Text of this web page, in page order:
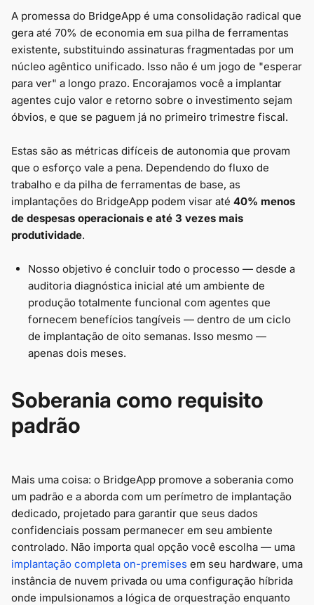
A promessa do BridgeApp é uma consolidação radical que
gera até 70% de economia em sua pilha de ferramentas
existente, substituindo assinaturas fragmentadas por um
núcleo agêntico unificado. Isso não é um jogo de "esperar
para ver" a longo prazo. Encorajamos você a implantar
agentes cujo valor e retorno sobre o investimento sejam
óbvios, e que se paguem já no primeiro trimestre fiscal.
Estas são as métricas difíceis de autonomia que provam
que o esforço vale a pena. Dependendo do fluxo de
trabalho e da pilha de ferramentas de base, as
implantações do BridgeApp podem visar até 40% menos
de despesas operacionais e até 3 vezes mais
produtividade.
Nosso objetivo é concluir todo o processo — desde a
auditoria diagnóstica inicial até um ambiente de
produção totalmente funcional com agentes que
fornecem benefícios tangíveis — dentro de um ciclo
de implantação de oito semanas. Isso mesmo —
apenas dois meses.
Soberania como requisito
padrão
Mais uma coisa: o BridgeApp promove a soberania como
um padrão e a aborda com um perímetro de implantação
dedicado, projetado para garantir que seus dados
confidenciais possam permanecer em seu ambiente
controlado. Não importa qual opção você escolha — uma
implantação completa on-premises em seu hardware, uma
instância de nuvem privada ou uma configuração híbrida
onde impulsionamos a lógica de orquestração enquanto